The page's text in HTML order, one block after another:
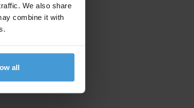
We also share
combine it with
all